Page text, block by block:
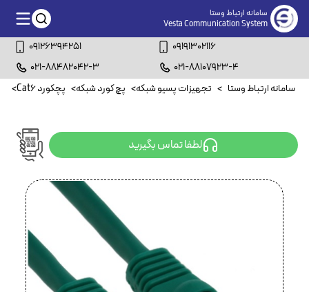
سامانه ارتباط وستا
Vesta Communication System
09126394251
09191302116
021-88482042-3
021-88107923-4
سامانه ارتباط وستا > تجهیزات پسیو شبکه> پچ کورد شبکه> پچکورد Cat6 >
لطفا تماس بگیرید